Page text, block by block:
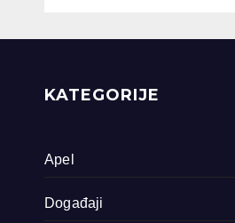
priride koja
države
KATEGORIJE
Apel
Događaji